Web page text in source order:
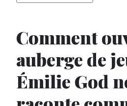
Comment
auberge de
Émilie God